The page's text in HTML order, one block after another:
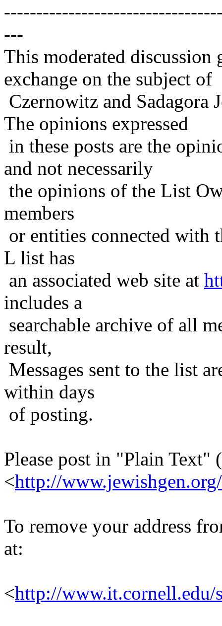
---
This moderated
exchange on the subject of
Czernowitz and Sadagora
The opinions expressed
in these posts are the
and not necessarily
the opinions of the List
members
or entities connected with
L list has
an associated web site at
includes a
searchable archive of all
result,
Messages sent to the list
within days
of posting.
Please post in "Plain Text"
<http://
To remove your address
at:
<http://www.it.cornell.edu/